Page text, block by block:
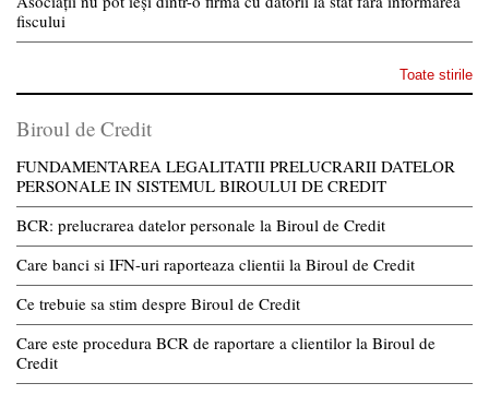
fiscului
Toate stirile
Biroul de Credit
FUNDAMENTAREA LEGALITATII PRELUCRARII DATELOR
PERSONALE IN SISTEMUL BIROULUI DE CREDIT
BCR: prelucrarea datelor personale la Biroul de Credit
Care banci si IFN-uri raporteaza clientii la Biroul de Credit
Ce trebuie sa stim despre Biroul de Credit
Care este procedura BCR de raportare a clientilor la Biroul de
Credit